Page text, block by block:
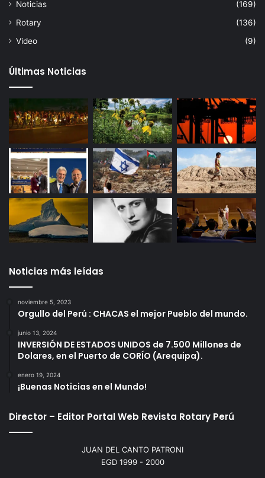
Noticias
(169)
Rotary
(136)
Video
(9)
Últimas Noticias
Noticias más leídas
noviembre 5, 2023
Orgullo del Perú : CHACAS el mejor Pueblo del mundo.
junio 13, 2024
INVERSIÓN DE ESTADOS UNIDOS de 7.500 Millones de
Dolares, en el Puerto de CORÍO (Arequipa).
enero 19, 2024
¡Buenas Noticias en el Mundo!
Director – Editor Portal Web Revista Rotary Perú
JUAN DEL CANTO PATRONI
EGD 1999 - 2000